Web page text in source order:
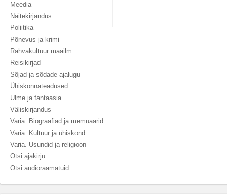
Meedia
Näitekirjandus
Poliitika
Põnevus ja krimi
Rahvakultuur maailm
Reisikirjad
Sõjad ja sõdade ajalugu
Ühiskonnateadused
Ulme ja fantaasia
Väliskirjandus
Varia. Biograafiad ja memuaarid
Varia. Kultuur ja ühiskond
Varia. Usundid ja religioon
Otsi ajakirju
Otsi audioraamatuid